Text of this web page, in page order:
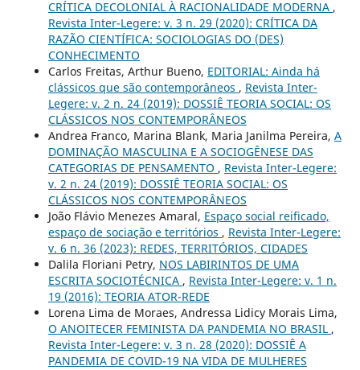
CRÍTICA DECOLONIAL À RACIONALIDADE MODERNA ,
Revista Inter-Legere: v. 3 n. 29 (2020): CRÍTICA DA
RAZÃO CIENTÍFICA: SOCIOLOGIAS DO (DES)
CONHECIMENTO
Carlos Freitas, Arthur Bueno, EDITORIAL: Ainda há
clássicos que são contemporâneos , Revista Inter-
Legere: v. 2 n. 24 (2019): DOSSIÊ TEORIA SOCIAL: OS
CLÁSSICOS NOS CONTEMPORÂNEOS
Andrea Franco, Marina Blank, Maria Janilma Pereira, A
DOMINAÇÃO MASCULINA E A SOCIOGÊNESE DAS
CATEGORIAS DE PENSAMENTO , Revista Inter-Legere:
v. 2 n. 24 (2019): DOSSIÊ TEORIA SOCIAL: OS
CLÁSSICOS NOS CONTEMPORÂNEOS
João Flávio Menezes Amaral, Espaço social reificado,
espaço de sociação e territórios , Revista Inter-Legere:
v. 6 n. 36 (2023): REDES, TERRITÓRIOS, CIDADES
Dalila Floriani Petry, NOS LABIRINTOS DE UMA
ESCRITA SOCIOTÉCNICA , Revista Inter-Legere: v. 1 n.
19 (2016): TEORIA ATOR-REDE
Lorena Lima de Moraes, Andressa Lidicy Morais Lima,
O ANOITECER FEMINISTA DA PANDEMIA NO BRASIL ,
Revista Inter-Legere: v. 3 n. 28 (2020): DOSSIÊ A
PANDEMIA DE COVID-19 NA VIDA DE MULHERES